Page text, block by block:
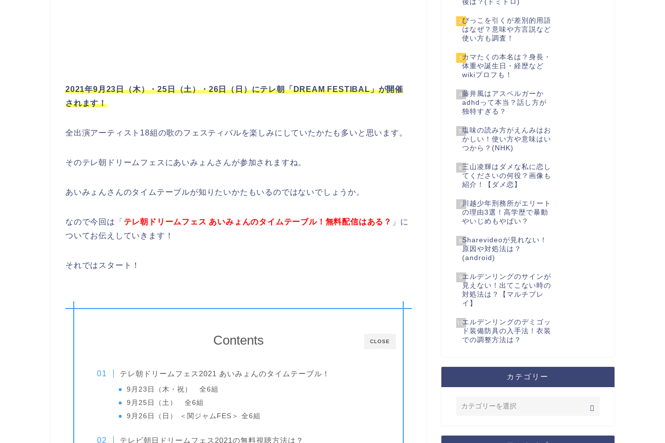
2021年9月23日（木）・25日（土）・26日（日）にテレ朝「DREAM FESTIBAL」が開催
されます！
全出演アーティスト18組の歌のフェスティバルを楽しみにしていたかたも多いと思います。
そのテレ朝ドリームフェスにあいみょんさんが参加されますね。
あいみょんさんのタイムテーブルが知りたいかたもいるのではないでしょうか。
なので今回は「 テレ朝ドリームフェス あいみょんのタイムテーブル！無料配信はある？ 」に
ついてお伝えしていきます！
それではスタート！
CLOSE
Contents
テレ朝ドリームフェス2021 あいみょんのタイムテーブル！
9月23日（木・祝） 全6組
9月25日（土） 全6組
9月26日（日） ＜関ジャムFES＞ 全6組
テレビ朝日ドリームフェス2021の無料視聴方法は？
後は？(ドミトロ)
2びっこを引くが差別的用語
はなぜ？意味や方言説など
使い方も調査！
3カマたくの本名は？身長・
体重や誕生日・経歴など
wikiプロフも！
4藤井風はアスペルガーか
adhdって本当？話し方が
独特すぎる？
5塩味の読み方がえんみはお
かしい！使い方や意味はい
つから？(NHK)
6三山凌輝はダメな私に恋し
てくださいの何役？画像も
紹介！【ダメ恋】
7川越少年刑務所がエリート
の理由3選！高学歴で暴動
やいじめもやばい？
8Sharevideoが見れない！
原因や対処法は？
(android)
9エルデンリングのサインが
見えない！出てこない時の
対処法は？【マルチプレ
イ】
10エルデンリングのデミゴッ
ド装備防具の入手法！衣装
での調整方法は？
カテゴリー